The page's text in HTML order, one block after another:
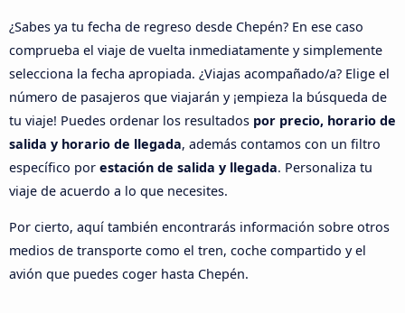
¿Sabes ya tu fecha de regreso desde Chepén? En ese caso
comprueba el viaje de vuelta inmediatamente y simplemente
selecciona la fecha apropiada. ¿Viajas acompañado/a? Elige el
número de pasajeros que viajarán y ¡empieza la búsqueda de
tu viaje! Puedes ordenar los resultados por precio, horario de
salida y horario de llegada, además contamos con un filtro
específico por estación de salida y llegada. Personaliza tu
viaje de acuerdo a lo que necesites.
Por cierto, aquí también encontrarás información sobre otros
medios de transporte como el tren, coche compartido y el
avión que puedes coger hasta Chepén.